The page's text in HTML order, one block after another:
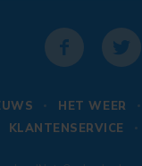
HET WEER
KLANTENSERVICE